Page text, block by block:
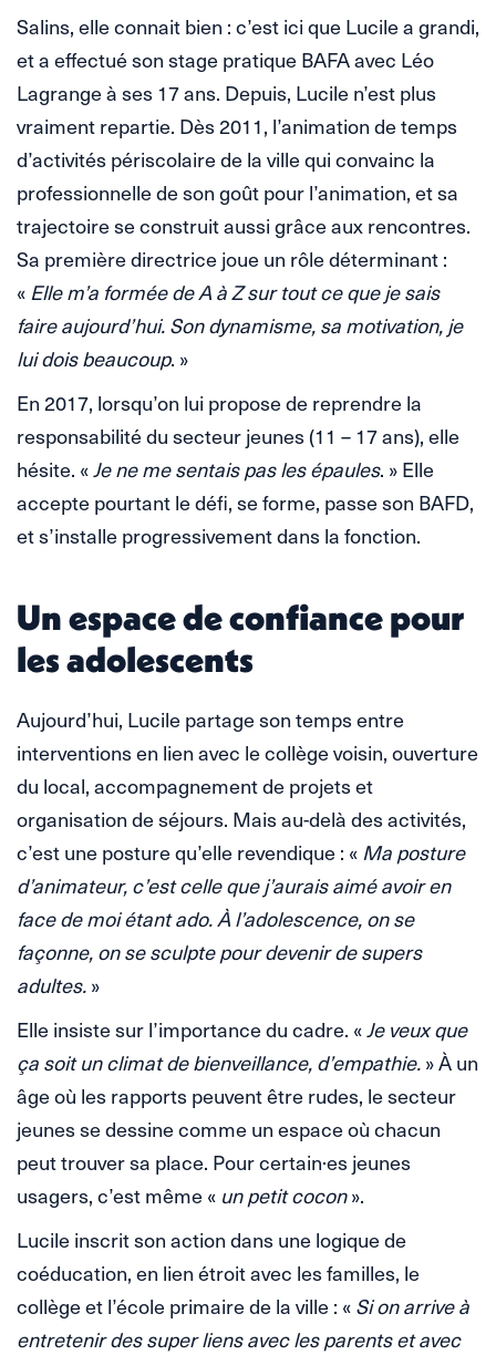
Salins, elle connait bien : c’est ici que Lucile a grandi,
et a effectué son stage pratique BAFA avec Léo
Lagrange à ses 17 ans. Depuis, Lucile n’est plus
vraiment repartie. Dès 2011, l’animation de temps
d’activités périscolaire de la ville qui convainc la
professionnelle de son goût pour l’animation, et sa
trajectoire se construit aussi grâce aux rencontres.
Sa première directrice joue un rôle déterminant :
«Elle m’a formée de A à Z sur tout ce que je sais
faire aujourd’hui. Son dynamisme, sa motivation, je
lui dois beaucoup. »
En 2017, lorsqu’on lui propose de reprendre la
responsabilité du secteur jeunes (11 – 17 ans), elle
hésite. «Je ne me sentais pas les épaules. » Elle
accepte pourtant le défi, se forme, passe son BAFD,
et s’installe progressivement dans la fonction.
Un espace de confiance pour
les adolescents
Aujourd’hui, Lucile partage son temps entre
interventions en lien avec le collège voisin, ouverture
du local, accompagnement de projets et
organisation de séjours. Mais au-delà des activités,
c’est une posture qu’elle revendique : «Ma posture
d’animateur, c’est celle que j’aurais aimé avoir en
face de moi étant ado.À l’adolescence, on se
façonne, on se sculpte pour devenir de supers
adultes.»
Elle insiste sur l’importance du cadre. «Je veux que
ça soit un climat de bienveillance, d’empathie.» À un
âge où les rapports peuvent être rudes, le secteur
jeunes se dessine comme un espace où chacun
peut trouver sa place. Pour certain·es jeunes
usagers, c’est même « un petit cocon».
Lucile inscrit son action dans une logique de
coéducation, en lien étroit avec les familles, le
collège et l’école primaire de la ville : «Si on arrive à
entretenir des super liens avec les parents et avec